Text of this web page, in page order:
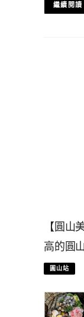
【圓山
高的圓
圓山站